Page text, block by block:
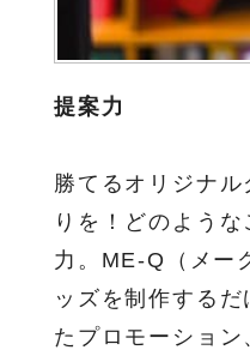
提案力
勝てるオリジナ
りを！どのよう
力。ME-Q（メー
ッズを制作する
たプロモーショ